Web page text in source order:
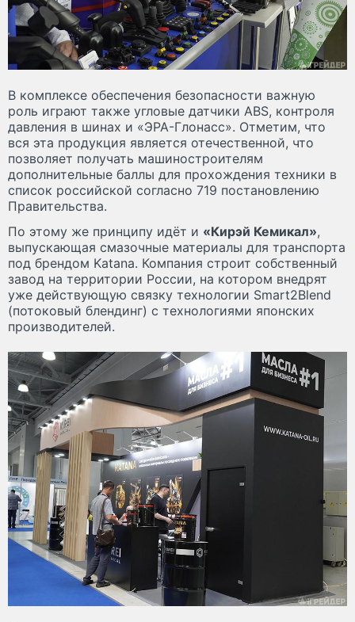
В комплексе обеспечения безопасности важную
роль играют также угловые датчики ABS, контроля
давления в шинах и «ЭРА-Глонасс». Отметим, что
вся эта продукция является отечественной, что
позволяет получать машиностроителям
дополнительные баллы для прохождения техники в
список российской согласно 719 постановлению
Правительства.
По этому же принципу идёт и «Кирэй Кемикал»,
выпускающая смазочные материалы для транспорта
под брендом Katana. Компания строит собственный
завод на территории России, на котором внедрят
уже действующую связку технологии Smart2Blend
(потоковый блендинг) с технологиями японских
производителей.